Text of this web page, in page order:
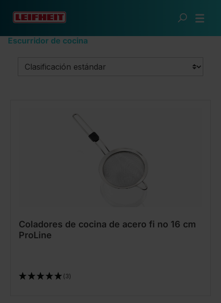
Saltar al contenido principal
Escurridor de cocina
Coladores de cocina de acero fi no 16 cm
ProLine
(3)